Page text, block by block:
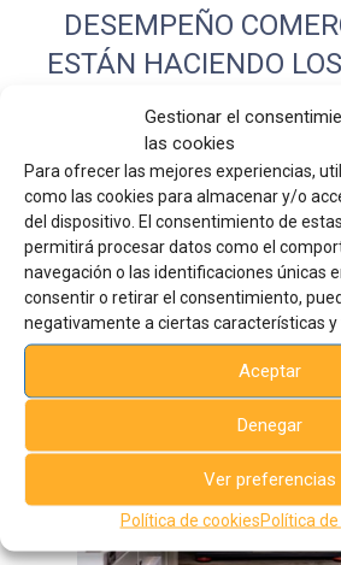
Gestionar el
las cookies
Para ofrecer las mejores experiencias,
como las cookies para almacenar y/o
del dispositivo. El consentimiento de
permitirá procesar datos como el
navegación o las identificaciones únicas
consentir o retirar el consentimiento,
negativamente a ciertas características y
Aceptar
Denegar
Ver preferencias
Política de cookiesPolítica
DESEMPEÑO
ESTÁN HACIENDO
¿Por qué algunas empresas logran
competitivo, …
READ MORE